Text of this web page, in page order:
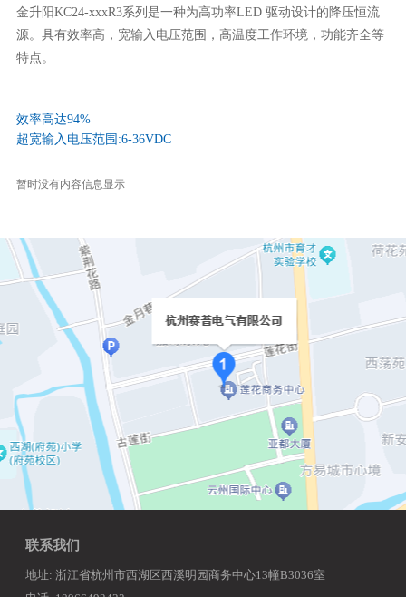
金升阳KC24-xxxR3系列是一种为高功率LED 驱动设计的降压恒流
源。具有效率高，宽输入电压范围，高温度工作环境，功能齐全等
特点。
效率高达94%
超宽输入电压范围:6-36VDC
暂时没有内容信息显示
联系我们
地址: 浙江省杭州市西湖区西溪明园商务中心13幢B3036室